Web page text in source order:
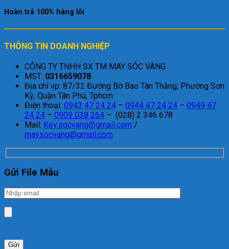
Hoàn trả 100% hàng lỗi
THÔNG TIN DOANH NGHIỆP
CÔNG TY TNHH SX TM MAY SÓC VÀNG
MST: 0316659078
Địa chỉ vp: 87/32 Đường Bờ Bao Tân Thắng, Phường Sơn
Kỳ, Quận Tân Phú, Tphcm
Điện thoại: 0943 47 24 24 – 0944 47 24 24 – 0949 47
24 24 – 0909 038 264 – (028) 2 346 678
Mail: Key.socvang@gmail.com /
maysocvang@gmail.com
Gửi File Mẫu